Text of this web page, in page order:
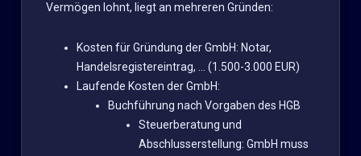
Vermögen lohnt, liegt an mehreren Gründen:
Kosten für Gründung der GmbH: Notar,
Handelsregistereintrag, … (1.500-3.000 EUR)
Laufende Kosten der GmbH:
Buchführung nach Vorgaben des HGB
Steuerberatung und
Abschlusserstellung: GmbH muss